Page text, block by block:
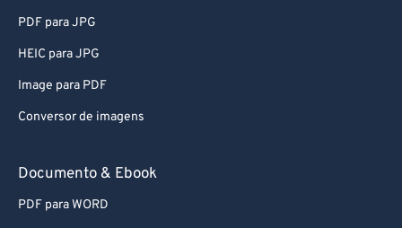
PDF para JPG
HEIC para JPG
Image para PDF
Conversor de imagens
Documento & Ebook
PDF para WORD